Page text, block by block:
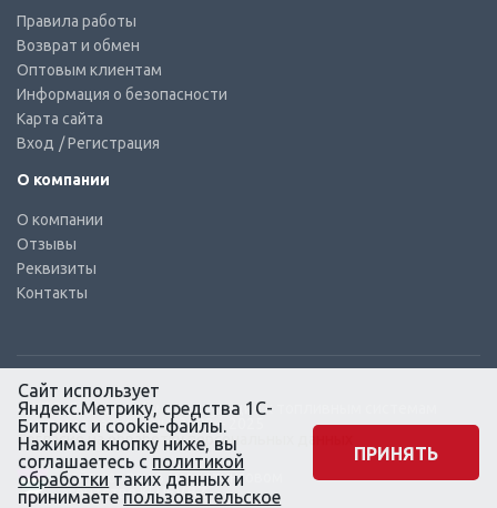
Правила работы
Возврат и обмен
Оптовым клиентам
Информация о безопасности
Карта сайта
Вход / Регистрация
О компании
О компании
Отзывы
Реквизиты
Контакты
© КТС-Дизель – Комплектующие к топливным системам
Все права защищены, 2003 – 2025
Согласие на обработку персональных данных
Сайт создан в маркетинговом
агентстве KLUEV.BZ
Сайт использует
Яндекс.Метрику, средства 1С-
Битрикс и cookie-файлы.
Нажимая кнопку ниже, вы
соглашаетесь с политикой
обработки таких данных и
принимаете пользовательское
ПРИНЯТЬ